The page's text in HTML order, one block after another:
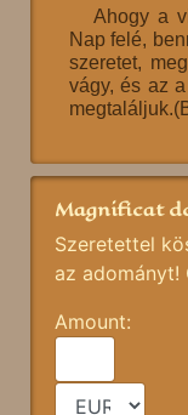
Ahogy a
Nap felé,
szeretet,
vágy, és az
Magnificat
Szeretettel
az adományt!
Amount: